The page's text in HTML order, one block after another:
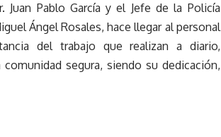
Juan Pablo García y el Jefe de la Policía
Ángel Rosales, hace llegar al personal
del trabajo que realizan a diario,
segura, siendo su dedicación,